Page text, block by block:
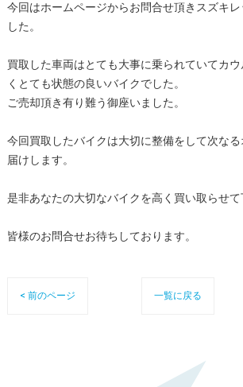
今回はホームページからお問合せ頂きスズキ
した。
買取した車両はとても大事に乗られていてカ
くとても状態の良いバイクでした。
ご売却頂き有り難う御座いました。
今回買取したバイクは大切に整備をして次な
届けします。
是非あなたの大切なバイクを高く買い取らせて
皆様のお問合せお待ちしております。
< 前のページ 一覧に戻る